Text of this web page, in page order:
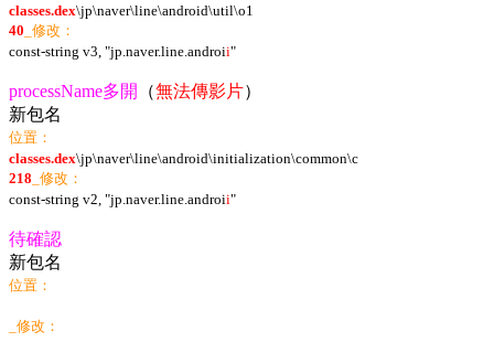
classes.dex\jp\naver\line\android\util\o1
40 _修改：
const-string v3, "jp.naver.line.androii"
processName多開 （無法傳影片）
新包名
位置：
classes.dex\jp\naver\line\android\initialization\common\c
218 _修改：
const-string v2, "jp.naver.line.androii"
待確認
新包名
位置：
_修改：